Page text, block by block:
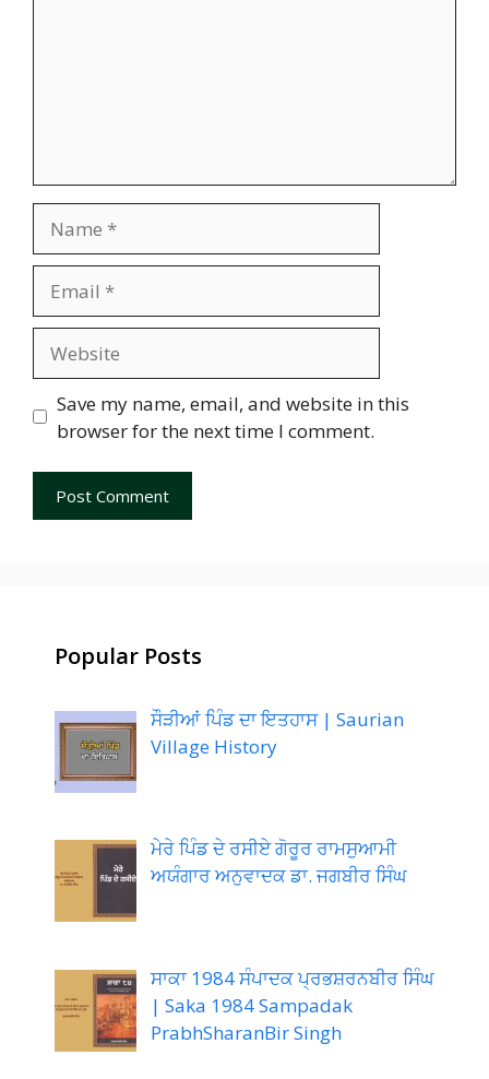
Save my name, email, and website in this
browser for the next time I comment.
Popular Posts
ਸੌੜੀਆਂ ਪਿੰਡ ਦਾ ਇਤਹਾਸ | Saurian
Village History
ਮੇਰੇ ਪਿੰਡ ਦੇ ਰਸੀਏ ਗੋਰੂਰ ਰਾਮਸੁਆਮੀ
ਅਯੰਗਾਰ ਅਨੁਵਾਦਕ ਡਾ. ਜਗਬੀਰ ਸਿੰਘ
ਸਾਕਾ 1984 ਸੰਪਾਦਕ ਪ੍ਰਭਸ਼ਰਨਬੀਰ ਸਿੰਘ
| Saka 1984 Sampadak
PrabhSharanBir Singh